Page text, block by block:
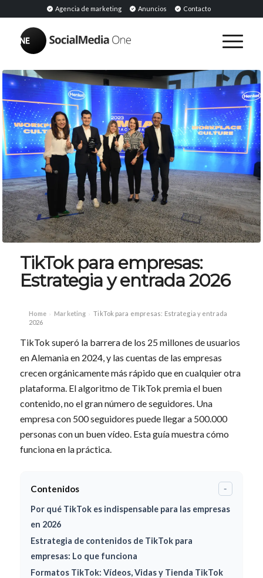
Agencia de marketing Anuncios Contacto
TikTok para empresas:
Estrategia y entrada 2026
Home › Marketing › TikTok para empresas: Estrategia y entrada
2026
TikTok superó la barrera de los 25 millones de usuarios
en Alemania en 2024, y las cuentas de las empresas
crecen orgánicamente más rápido que en cualquier otra
plataforma. El algoritmo de TikTok premia el buen
contenido, no el gran número de seguidores. Una
empresa con 500 seguidores puede llegar a 500.000
personas con un buen vídeo. Esta guía muestra cómo
funciona en la práctica.
Contenidos -
Por qué TikTok es indispensable para las empresas
en 2026
Estrategia de contenidos de TikTok para
empresas: Lo que funciona
Formatos TikTok: Vídeos, Vidas y Tienda TikTok